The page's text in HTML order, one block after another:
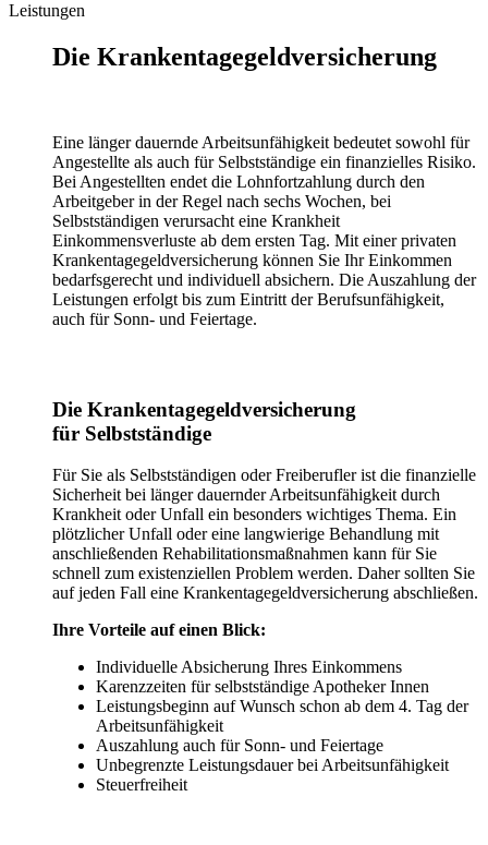
Leistungen
Die Krankentagegeldversicherung
Eine länger dauernde Arbeitsunfähigkeit bedeutet sowohl für
Angestellte als auch für Selbstständige ein finanzielles Risiko.
Bei Angestellten endet die Lohnfortzahlung durch den
Arbeitgeber in der Regel nach sechs Wochen, bei
Selbstständigen verursacht eine Krankheit
Einkommensverluste ab dem ersten Tag. Mit einer privaten
Krankentagegeldversicherung können Sie Ihr Einkommen
bedarfsgerecht und individuell absichern. Die Auszahlung der
Leistungen erfolgt bis zum Eintritt der Berufsunfähigkeit,
auch für Sonn- und Feiertage.
Die Krankentagegeldversicherung
für Selbstständige
Für Sie als Selbstständigen oder Freiberufler ist die finanzielle
Sicherheit bei länger dauernder Arbeitsunfähigkeit durch
Krankheit oder Unfall ein besonders wichtiges Thema. Ein
plötzlicher Unfall oder eine langwierige Behandlung mit
anschließenden Rehabilitationsmaßnahmen kann für Sie
schnell zum existenziellen Problem werden. Daher sollten Sie
auf jeden Fall eine Krankentagegeldversicherung abschließen.
Ihre Vorteile auf einen Blick:
Individuelle Absicherung Ihres Einkommens
Karenzzeiten für selbstständige Apotheker Innen
Leistungsbeginn auf Wunsch schon ab dem 4. Tag der
Arbeitsunfähigkeit
Auszahlung auch für Sonn- und Feiertage
Unbegrenzte Leistungsdauer bei Arbeitsunfähigkeit
Steuerfreiheit